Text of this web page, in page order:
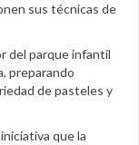
sus técnicas de
del parque infantil
preparando
de pasteles y
que la